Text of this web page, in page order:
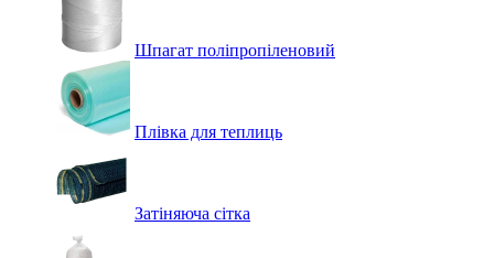
Шпагат поліпропіленовий
Плівка для теплиць
Затіняюча сітка